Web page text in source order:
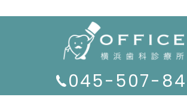
045-507-